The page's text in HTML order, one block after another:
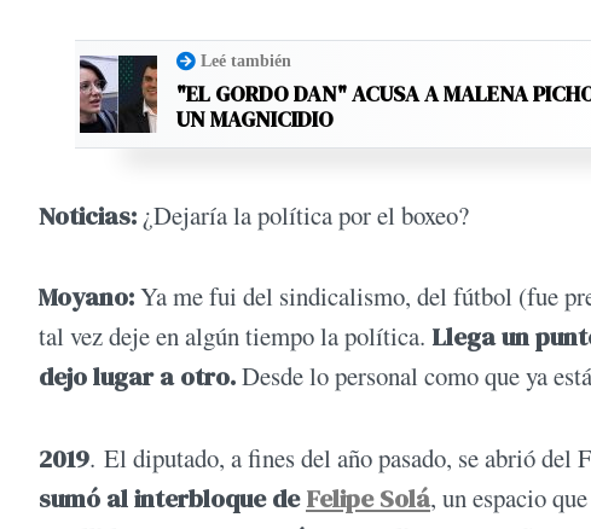
Leé también
"EL GORDO DAN" ACUSA A MALENA
UN MAGNICIDIO
Noticias: ¿Dejaría la política por el boxeo?
Moyano:Ya me fui del sindicalismo, del fútbol (fue
tal vez deje en algún tiempo la política. Llega un
dejo lugar a otro.Desde lo personal como que ya
2019. El diputado, a fines del año pasado, se abrió del
sumó al interbloque deFelipe Solá, un espacio